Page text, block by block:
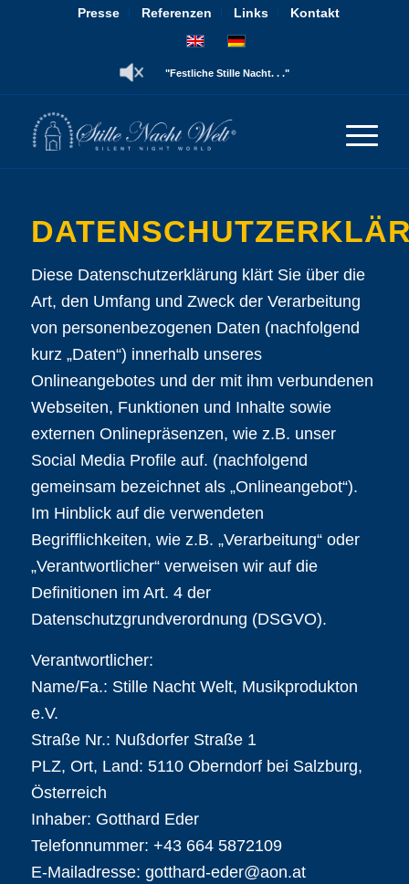
Presse Referenzen Links Kontakt
"Festliche Stille Nacht. . ."
Diese Datenschutzerklärung klärt Sie über die
Art, den Umfang und Zweck der Verarbeitung
von personenbezogenen Daten (nachfolgend
kurz „Daten“) innerhalb unseres
Onlineangebotes und der mit ihm verbundenen
Webseiten, Funktionen und Inhalte sowie
externen Onlinepräsenzen, wie z.B. unser
Social Media Profile auf. (nachfolgend
gemeinsam bezeichnet als „Onlineangebot“).
Im Hinblick auf die verwendeten
Begrifflichkeiten, wie z.B. „Verarbeitung“ oder
„Verantwortlicher“ verweisen wir auf die
Definitionen im Art. 4 der
Datenschutzgrundverordnung (DSGVO).
Verantwortlicher:
Name/Fa.: Stille Nacht Welt, Musikprodukton
e.V.
Straße Nr.: Nußdorfer Straße 1
PLZ, Ort, Land: 5110 Oberndorf bei Salzburg,
Österreich
Inhaber: Gotthard Eder
Telefonnummer: +43 664 5872109
E-Mailadresse: gotthard-eder@aon.at